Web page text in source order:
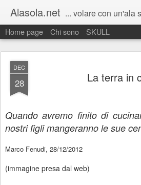
Alasola.net ... volare con un'ala sola ... un blog di Marco Fenudi: semplicemente pensieri
Home page Chi sono SKULL
DEC
28 La terra in
Quando avremo finito di
nostri figli mangeranno le sue
Marco Fenudi, 28/12/2012
(immagine presa dal web)